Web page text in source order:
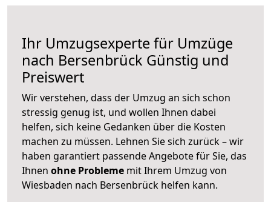
Ihr Umzugsexperte für Umzüge
nach Bersenbrück Günstig und
Preiswert
Wir verstehen, dass der Umzug an sich schon
stressig genug ist, und wollen Ihnen dabei
helfen, sich keine Gedanken über die Kosten
machen zu müssen. Lehnen Sie sich zurück – wir
haben garantiert passende Angebote für Sie, das
Ihnen ohne Probleme mit Ihrem Umzug von
Wiesbaden nach Bersenbrück helfen kann.